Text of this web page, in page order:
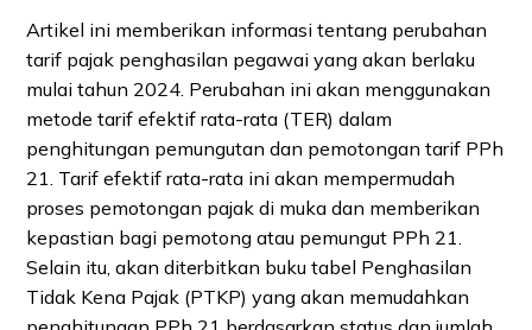
Artikel ini memberikan informasi tentang perubahan
tarif pajak penghasilan pegawai yang akan berlaku
mulai tahun 2024. Perubahan ini akan menggunakan
metode tarif efektif rata-rata (TER) dalam
penghitungan pemungutan dan pemotongan tarif PPh
21. Tarif efektif rata-rata ini akan mempermudah
proses pemotongan pajak di muka dan memberikan
kepastian bagi pemotong atau pemungut PPh 21.
Selain itu, akan diterbitkan buku tabel Penghasilan
Tidak Kena Pajak (PTKP) yang akan memudahkan